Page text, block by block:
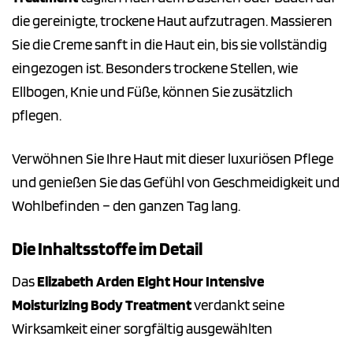
die gereinigte, trockene Haut aufzutragen. Massieren
Sie die Creme sanft in die Haut ein, bis sie vollständig
eingezogen ist. Besonders trockene Stellen, wie
Ellbogen, Knie und Füße, können Sie zusätzlich
pflegen.
Verwöhnen Sie Ihre Haut mit dieser luxuriösen Pflege
und genießen Sie das Gefühl von Geschmeidigkeit und
Wohlbefinden – den ganzen Tag lang.
Die Inhaltsstoffe im Detail
DasElizabeth Arden Eight Hour Intensive
Moisturizing Body Treatmentverdankt seine
Wirksamkeit einer sorgfältig ausgewählten